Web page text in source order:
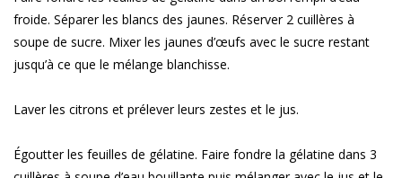
froide. Séparer les blancs des jaunes. Réserver 2 cuillères à
soupe de sucre. Mixer les jaunes d’œufs avec le sucre restant
jusqu’à ce que le mélange blanchisse.
Laver les citrons et prélever leurs zestes et le jus.
Égoutter les feuilles de gélatine. Faire fondre la gélatine dans 3